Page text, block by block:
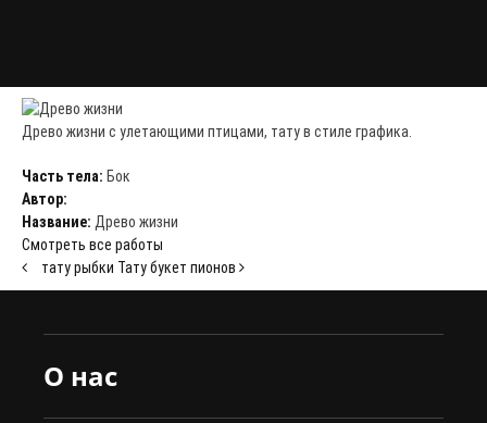
Древо жизни с улетающими птицами, тату в стиле графика.
Часть тела: Бок
Автор:
Название: Древо жизни
Смотреть все работы
тату рыбки Тату букет пионов
О нас